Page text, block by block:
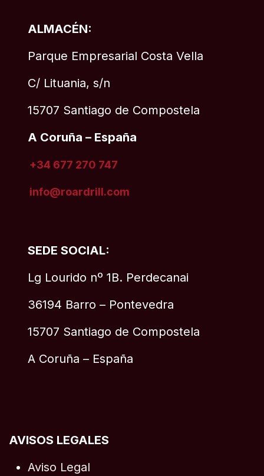
SEDE SOCIAL:
Lg Lourido nº 1B. Perdecanai
36194 Barro – Pontevedra
15707 Santiago de Compostela
A Coruña – España
ALMACÉN:
Parque Empresarial Costa Vella
C/ Lituania, s/n
15707 Santiago de Compostela
A Coruña – España
+34 677 270 747
info@roardrill.com
AVISOS LEGALES
Aviso Legal